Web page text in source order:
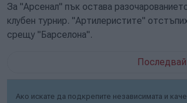
За "Арсенал" пък остава
клубен турнир. "Артилеристите"
срещу "Барселона".
Ако искате да подкрепите независимата и